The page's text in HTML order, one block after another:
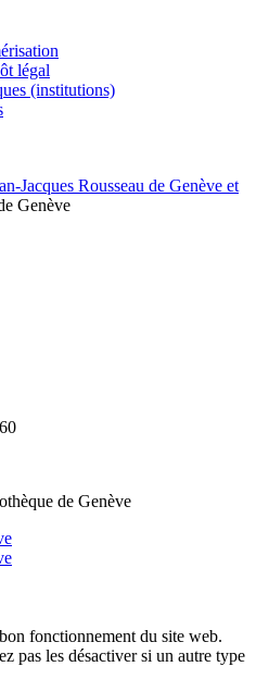
légal
(institutions)
de Genève
fonctionnement du site web.
pas les désactiver si un autre type